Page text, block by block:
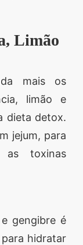
Limão
mais os
limão e
dieta detox.
jejum, para
toxinas
gengibre é
hidratar